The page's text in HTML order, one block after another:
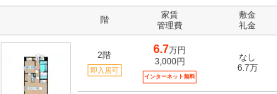
階
家賃
管理費
敷金
礼金
2階
即入居可
6.7万円
3,000円
インターネット無料
なし
6.7万